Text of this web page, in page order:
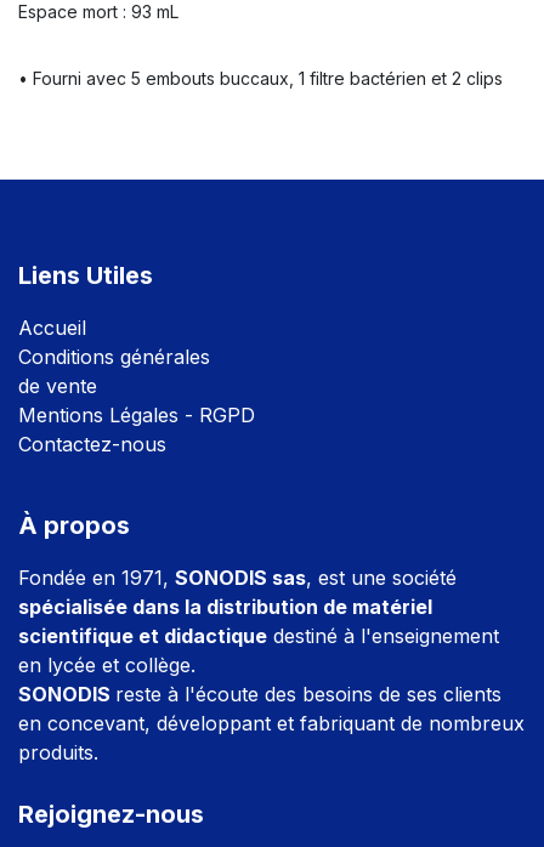
Espace mort : 93 mL
• Fourni avec 5 embouts buccaux, 1 filtre bactérien et 2 clips
Liens Utiles
Accueil
Conditions générales
de vente
Mentions Légales - RGPD
Contactez-nous
À propos
Fondée en 1971, SONODIS sas, est une société
spécialisée dans la distribution de matériel
scientifique et didactique destiné à l'enseignement
en lycée et collège.
SONODIS reste à l'écoute des besoins de ses clients
en concevant, développant et fabriquant de nombreux
produits.
Rejoignez-nous